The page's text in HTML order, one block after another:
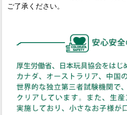
ご了承ください。